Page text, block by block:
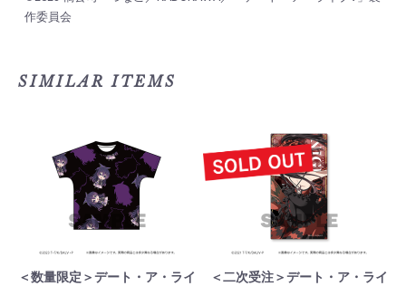
作委員会
SIMILAR ITEMS
＜数量限定＞デート・ア・ライ
＜二次受注＞デート・ア・ライ